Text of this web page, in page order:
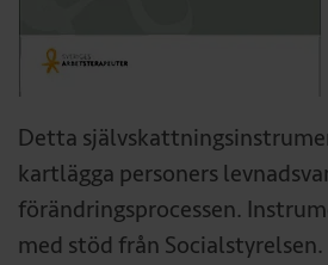
Detta
kartlägga personers
förändringsprocessen.
med stöd från Socialstyrelsen.